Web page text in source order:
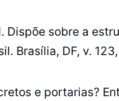
Dispõe sobre a
Brasília, DF, v.
e portarias?